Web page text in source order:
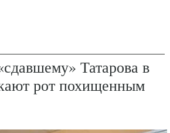
Татарова в
рот похищенным